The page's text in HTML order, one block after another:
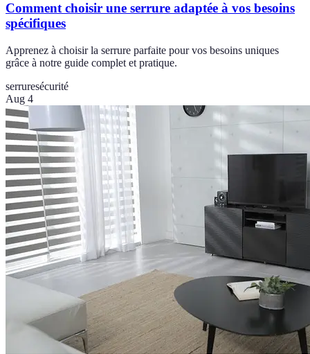
Comment choisir une serrure adaptée à vos besoins
spécifiques
Apprenez à choisir la serrure parfaite pour vos besoins uniques
grâce à notre guide complet et pratique.
serruresécurité
Aug 4